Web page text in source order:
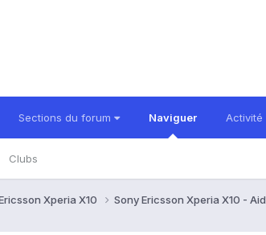
Sections du forum Naviguer
Clubs
Activité
Xperia X10 Sony Ericsson Xperia X10 -